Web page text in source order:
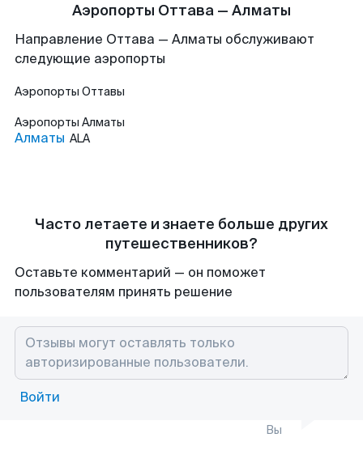
Аэропорты Оттава — Алматы
Направление Оттава — Алматы обслуживают
следующие аэропорты
Аэропорты Оттавы
Аэропорты Алматы
Алматы ALA
Часто летаете и знаете больше других
путешественников?
Оставьте комментарий — он поможет
пользователям принять решение
Войти
Вы